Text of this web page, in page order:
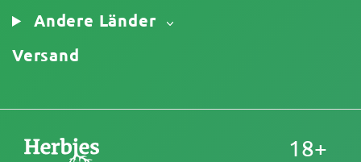
Andere Länder
Versand
18+